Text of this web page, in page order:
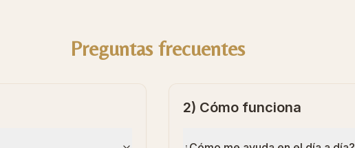
Preguntas frecuentes
2) Cómo funciona